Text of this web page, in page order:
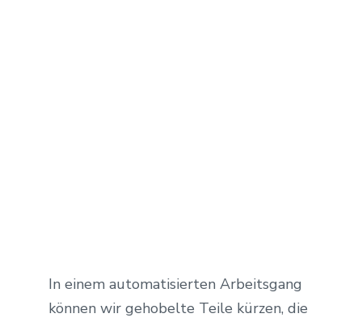
In einem automatisierten Arbeitsgang
können wir gehobelte Teile kürzen, die